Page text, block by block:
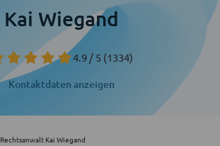
Kai Wiegand
4.9 / 5 (1334)
Kontaktdaten anzeigen
Rechtsanwalt Kai Wiegand